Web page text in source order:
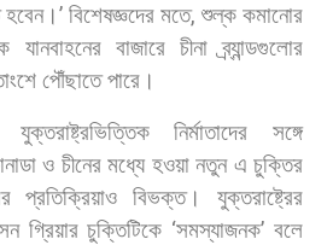
হবেন।’ বিশেষজ্ঞদের মতে, শুল্ক কমানোর
যানবাহনের বাজারে চীনা ব্র্যান্ডগুলোর
পৌঁছাতে পারে।
যুক্তরাষ্ট্রভিত্তিক নির্মাতাদের
সঙ্গে
ও চীনের মধ্যে হওয়া নতুন এ চুক্তির
প্রতিক্রিয়াও বিভক্ত।
যুক্তরাষ্ট্রের
গ্রিয়ার চুক্তিটিকে ‘সমস্যাজনক’বলে